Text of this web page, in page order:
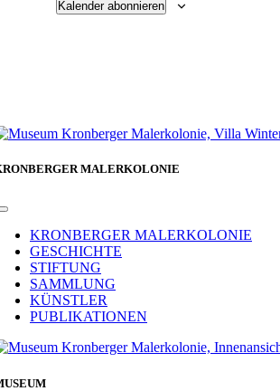
Kalender abonnieren
MALERKOLONIE
Toggle
NavigationKRONBERGER MALERKOLONIE
GESCHICHTE
STIFTUNG
SAMMLUNG
KÜNSTLER
PUBLIKATIONEN